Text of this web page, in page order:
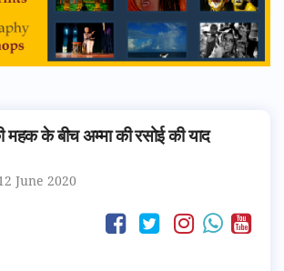
के बीच अम्मा की रसोई की याद
June 2020